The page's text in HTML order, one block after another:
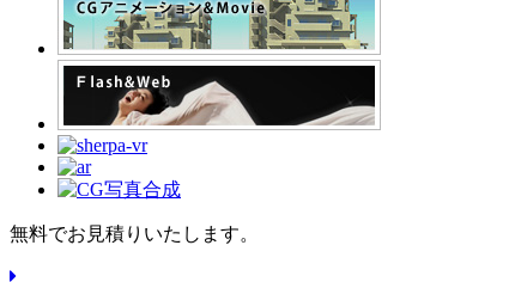
無料でお見積りいたします。